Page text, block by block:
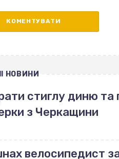
НОВИНИ
стиглу диню та
з Черкащини
велосипедист